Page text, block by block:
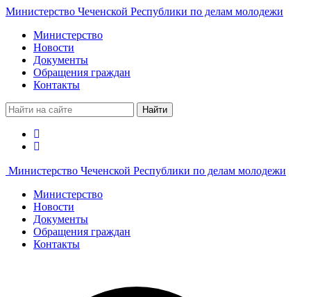
Министерство Чеченской Республики по делам молодежи
Министерство
Новости
Документы
Обращения граждан
Контакты
Найти
Министерство Чеченской Республики по делам молодежи
Министерство
Новости
Документы
Обращения граждан
Контакты